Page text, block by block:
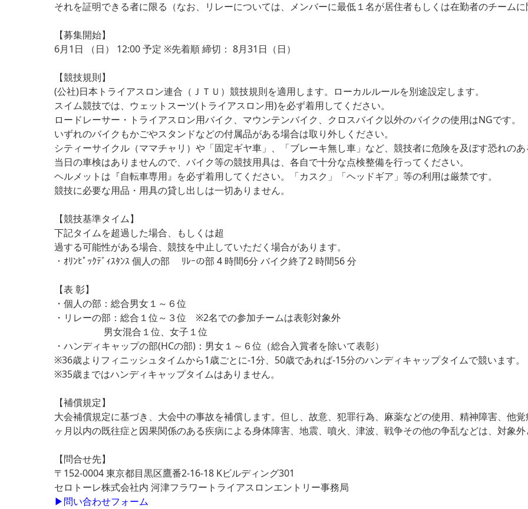
それを証明できる者に限る（なお、リレーについては、メンバーに最低１名が居住者もしくは在勤者のチーム
【募集開始】
6月1日 （日） 12:00 予定 ※先着順 締切： 8月31日（日）
【競技規則】
(公社)日本トライアスロン連合（ＪＴＵ）競技規則を適用します。ローカルルールを別途設定します。
スイム競技では、ウェットスーツ(トライアスロン用)を必ず着用してください。
ロードレーサー・トライアスロン用バイク、マウンテンバイク、クロスバイク以外のバイクの使用はNGです。
いずれのバイクもかごやスタンドなどの付属品がある場合は取り外しください。
シティーサイクル（ママチャリ）や「固定ギヤ車」、「ブレーキ無し車」など、競技者に危険を及ぼす恐れの
当日の車検はありませんので、バイク等の競技用具は、各自で十分な点検整備を行ってください。
ヘルメットは『自転車専用』を必ず着用してください。「カスク」「ヘッドギア」等の利用は厳禁です。
競技に必要な用品・用具の貸し出しは一切ありません。
【競技基準タイム】
下記タイムを超過した場合、もしくは超
過する可能性がある場合、競技を中止していただく場合があります。
・ｵﾘﾝﾋﾟｯｸﾃﾞｨｽﾀﾝｽ 個人の部 ﾘﾚｰの部 4 時間6分 バイク終了2 時間56 分
【表 彰】
・個人の部：総合男女１～６位
・リレーの部：総合１位～３位 ※2名での参加チームは表彰対象外
男女混合１位、女子１位
・ハンディキャップの部(HCの部)：男女１～６位（総合入賞者を除いて表彰）
※36歳よりフィニッシュタイムから1歳ごとに-1分、50歳であれば-15分のハンディキャップタイムで競います。
※35歳まではハンディキャップタイムはありません。
【補償規定】
大会補償規定に基づき、大会中の事故を補償します。但し、故意、犯罪行為、麻薬などの使用、精神障害、他
ヶ月以内の既往症と因果関係のある疾病による身体障害、地震、噴火、津波、戦争その他の争乱などは、対象
【問合せ先】
〒152-0004 東京都目黒区鷹番2-16-18 Kビルディング301
セロトーレ株式会社内 河津フラワートライアスロンエントリー事務局
▶問い合わせフォーム